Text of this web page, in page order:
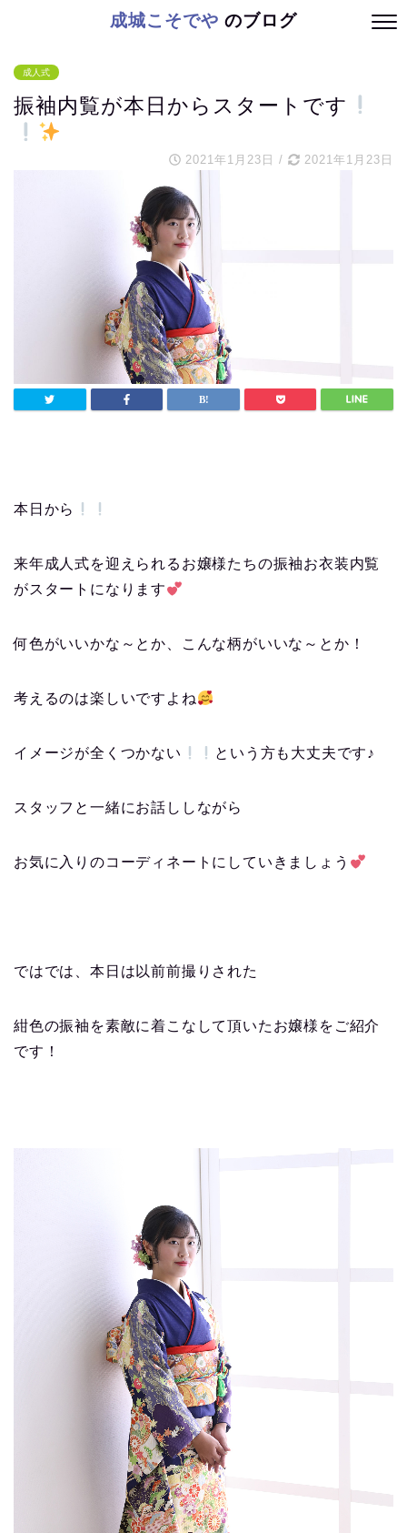
成城こそでや のブログ
成人式
振袖内覧が本日からスタートです
2021年1月23日 / 2021年1月23日
本日から
来年成人式を迎えられるお嬢様たちの振袖お衣装内覧
がスタートになります
何色がいいかな～とか、こんな柄がいいな～とか！
考えるのは楽しいですよね
イメージが全くつかない という方も大丈夫です♪
スタッフと一緒にお話ししながら
お気に入りのコーディネートにしていきましょう
ではでは、本日は以前前撮りされた
紺色の振袖を素敵に着こなして頂いたお嬢様をご紹介
です！